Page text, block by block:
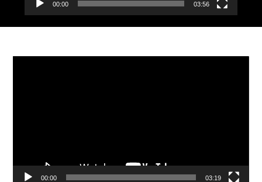
00:00 03:56
00:00 03:19